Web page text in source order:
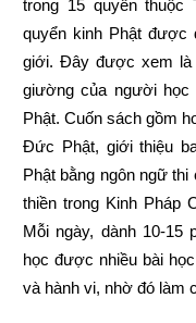
trong 15 quyển thuộc
quyển kinh Phật được
giới. Đây được xem là
giường của người học
Phật. Cuốn sách gồm
Đức Phật, giới thiệu
Phật bằng ngôn ngữ
thiền trong Kinh Pháp
Mỗi ngày, dành 10-15
học được nhiều bài
và hành vi, nhờ đó làm